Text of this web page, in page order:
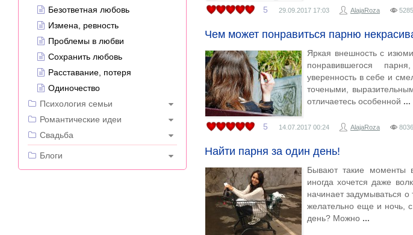
5 29.09.2017 17:03 AlajaRoza 5285
Чем может понравиться парню
Яркая внешность с
понравившегося
уверенность в себе и
точеными,
отличаетесь особенной
5 14.07.2017 00:24 AlajaRoza 8036
Найти парня за один день!
Бывают такие моменты
иногда хочется даже
начинает задумываться
желательно еще и ночь,
день? Можно
Безответная любовь
Измена, ревность
Проблемы в любви
Сохранить любовь
Расставание, потеря
Одиночество
Психология семьи
Романтические идеи
Свадьба
---
Блоги